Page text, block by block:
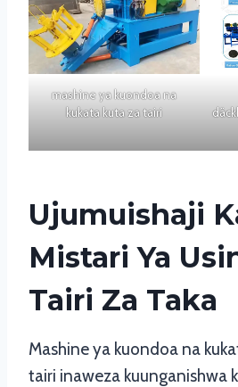
mashine ya kuondoa na
kukata kuta za tairi
Ujumuishaji
Mistari Ya
Tairi Za Taka
Mashine ya kuondoa na
tairi inaweza kuunganishwa